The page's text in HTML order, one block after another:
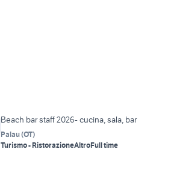
Beach bar staff 2026- cucina, sala, bar
Palau(OT)
Turismo - RistorazioneAltroFull time